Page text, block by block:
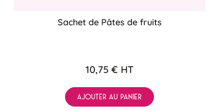
Sachet de Pâtes de fruits
10,75 € HT
AJOUTER AU PANIER